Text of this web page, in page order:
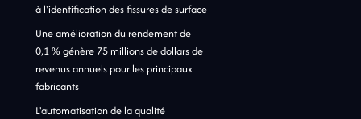
à l'identification des fissures de surface
Une amélioration du rendement de
0,1 % génère 75 millions de dollars de
revenus annuels pour les principaux
fabricants
L'automatisation de la qualité